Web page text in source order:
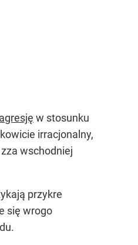
agresję w stosunku
irracjonalny,
wschodniej
przykre
się wrogo